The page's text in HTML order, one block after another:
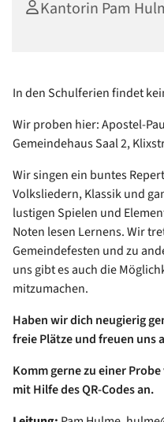
Kantorin Pam
In den Schulferien findet
Wir proben hier: Apostel-
Gemeindehaus Saal 2,
Wir singen ein buntes
Volksliedern, Klassik und
lustigen Spielen und
Noten lesen Lernens. Wir
Gemeindefesten und zu
uns gibt es auch die
mitzumachen.
Haben wir dich neugierig
freie Plätze und freuen uns
Komm gerne zu einer
mit Hilfe des QR-Codes an.